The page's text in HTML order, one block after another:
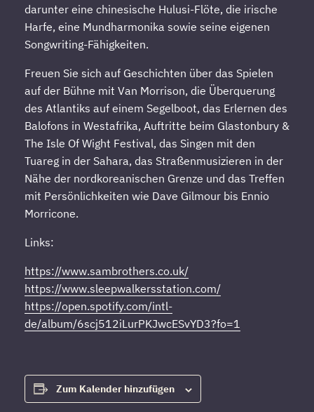
darunter eine chinesische Hulusi-Flöte, die irische
Harfe, eine Mundharmonika sowie seine eigenen
Songwriting-Fähigkeiten.
Freuen Sie sich auf Geschichten über das Spielen
auf der Bühne mit Van Morrison, die Überquerung
des Atlantiks auf einem Segelboot, das Erlernen des
Balofons in Westafrika, Auftritte beim Glastonbury &
The Isle Of Wight Festival, das Singen mit den
Tuareg in der Sahara, das Straßenmusizieren in der
Nähe der nordkoreanischen Grenze und das Treffen
mit Persönlichkeiten wie Dave Gilmour bis Ennio
Morricone.
Links:
https://www.sambrothers.co.uk/
https://www.sleepwalkersstation.com/
https://open.spotify.com/intl-
de/album/6scj512iLurPKJwcESvYD3?fo=1
Zum Kalender hinzufügen